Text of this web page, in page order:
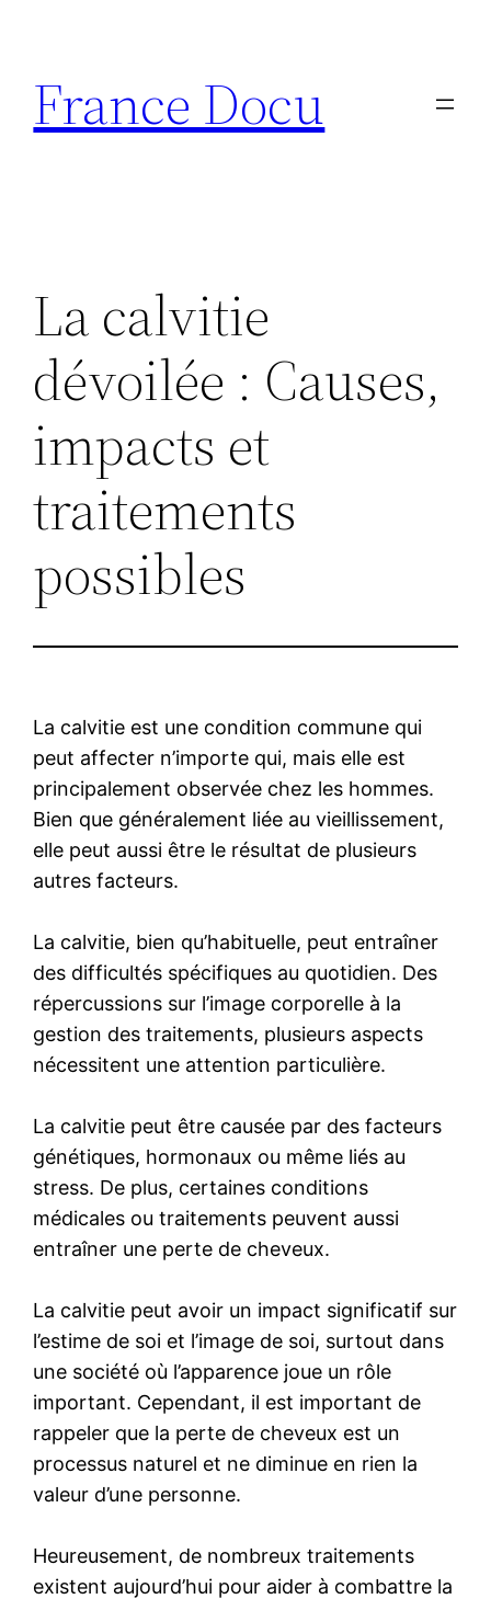
contenu
France Docu
La calvitie
dévoilée : Causes,
impacts et
traitements
possibles
La calvitie est une condition commune qui
peut affecter n’importe qui, mais elle est
principalement observée chez les hommes.
Bien que généralement liée au vieillissement,
elle peut aussi être le résultat de plusieurs
autres facteurs.
La calvitie, bien qu’habituelle, peut entraîner
des difficultés spécifiques au quotidien. Des
répercussions sur l’image corporelle à la
gestion des traitements, plusieurs aspects
nécessitent une attention particulière.
La calvitie peut être causée par des facteurs
génétiques, hormonaux ou même liés au
stress. De plus, certaines conditions
médicales ou traitements peuvent aussi
entraîner une perte de cheveux.
La calvitie peut avoir un impact significatif sur
l’estime de soi et l’image de soi, surtout dans
une société où l’apparence joue un rôle
important. Cependant, il est important de
rappeler que la perte de cheveux est un
processus naturel et ne diminue en rien la
valeur d’une personne.
Heureusement, de nombreux traitements
existent aujourd’hui pour aider à combattre la